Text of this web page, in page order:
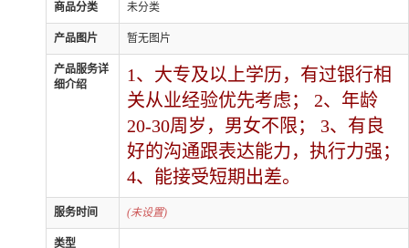
商品分类 未分类
产品图片 暂无图片
产品服务详
细介绍
1、大专及以上学历，有过银行相
关从业经验优先考虑； 2、年龄
20-30周岁，男女不限； 3、有良
好的沟通跟表达能力，执行力强；
4、能接受短期出差。
服务时间 (未设置)
类型